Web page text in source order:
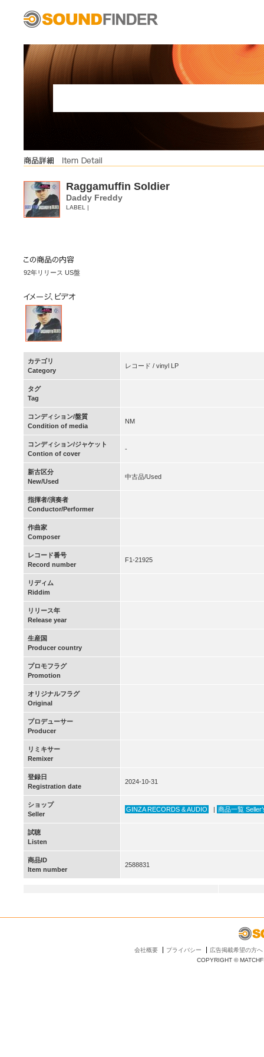
Raggamuffin Soldier
Daddy Freddy
LABEL |
92年リリース US盤
カテゴリ
Category
レコード / vinyl LP
タグ
Tag
コンディション/盤質
Condition of media
NM
コンディション/ジャケット
Contion of cover
-
新古区分
New/Used
中古品/Used
指揮者/演奏者
Conductor/Performer
作曲家
Composer
レコード番号
Record number
F1-21925
リディム
Riddim
リリース年
Release year
生産国
Producer country
プロモフラグ
Promotion
オリジナルフラグ
Original
プロデューサー
Producer
リミキサー
Remixer
登録日
Registration date
2024-10-31
ショップ
Seller
GINZA RECORDS & AUDIO | 商品一覧
試聴
Listen
商品ID
Item number
2588831
会社概要 プライバシー
広告掲載希望の方へ
COPYRIGHT ©